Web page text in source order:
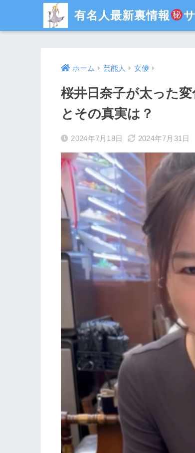
有名人最新裏情報
ホーム 芸能人 女優
桜井日奈子が太った
とその真実は？
2024年7月18日 2024年7月31日